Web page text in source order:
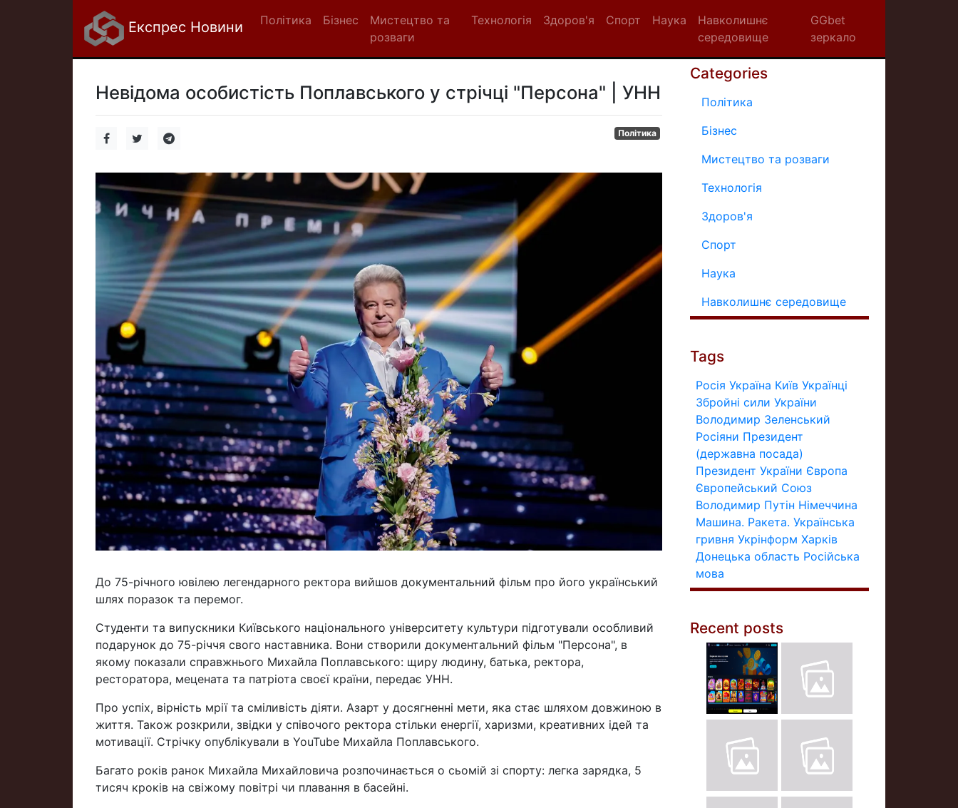
Експрес Новини Політика Бізнес
Мистецтво та
розваги
Технологія Здоров'я Спорт Наука
Навколишнє
середовище
GGbet
зеркало
Невідома особистість Поплавського у стрічці "Персона" | УНН
Політика
До 75-річного ювілею легендарного ректора вийшов документальний фільм про його український
шлях поразок та перемог.
Студенти та випускники Київського національного університету культури підготували особливий
подарунок до 75-річчя свого наставника. Вони створили документальний фільм "Персона", в
якому показали справжнього Михайла Поплавського: щиру людину, батька, ректора,
ресторатора, мецената та патріота своєї країни, передає УНН.
Про успіх, вірність мрії та сміливість діяти. Азарт у досягненні мети, яка стає шляхом довжиною в
життя. Також розкрили, звідки у співочого ректора стільки енергії, харизми, креативних ідей та
мотивації. Стрічку опублікували в YouTube Михайла Поплавського.
Багато років ранок Михайла Михайловича розпочинається о сьомій зі спорту: легка зарядка, 5
тисяч кроків на свіжому повітрі чи плавання в басейні.
Categories
Політика
Бізнес
Мистецтво та розваги
Технологія
Здоров'я
Спорт
Наука
Навколишнє середовище
Tags
Росія Україна Київ Українці
Збройні сили України
Володимир Зеленський
Росіяни Президент
(державна посада)
Президент України Європа
Європейський Союз
Володимир Путін Німеччина
Машина. Ракета. Українська
гривня Укрінформ Харків
Донецька область Російська
мова
Recent posts